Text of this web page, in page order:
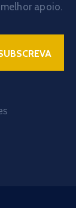
apoio.